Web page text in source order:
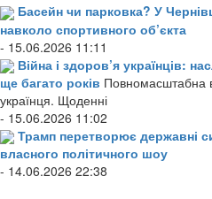
Басейн чи парковка? У
навколо спортивного об’єкта
- 15.06.2026 11:11
Війна і здоров’я українців:
ще багато років Повномасштабна
українця. Щоденні
- 15.06.2026 11:02
Трамп перетворює державні
власного політичного шоу
- 14.06.2026 22:38